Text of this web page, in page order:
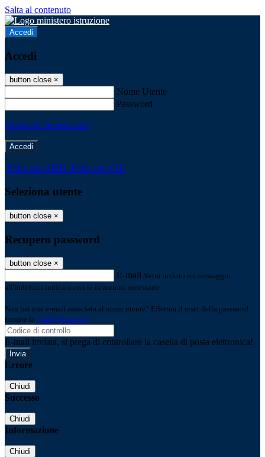
Salta al contenuto
Accedi
Accedi
button close ×
Nome Utente
Password
Password dimenticata?
-
Entra con SPID Entra con CIE
Seleziona utente
button close ×
Recupero password
button close ×
E-mail Verrà inviato un messaggio
all'indirizzo indicato con le istruzioni necessarie.
Non hai una e-mail associata al nome utente? Effettua il reset della password
tramite la Login Spaggiari
E-mail inviata, si prega di controllare la casella di posta elettronica!
Errore
Chiudi
Successo
Chiudi
Informazione
Chiudi